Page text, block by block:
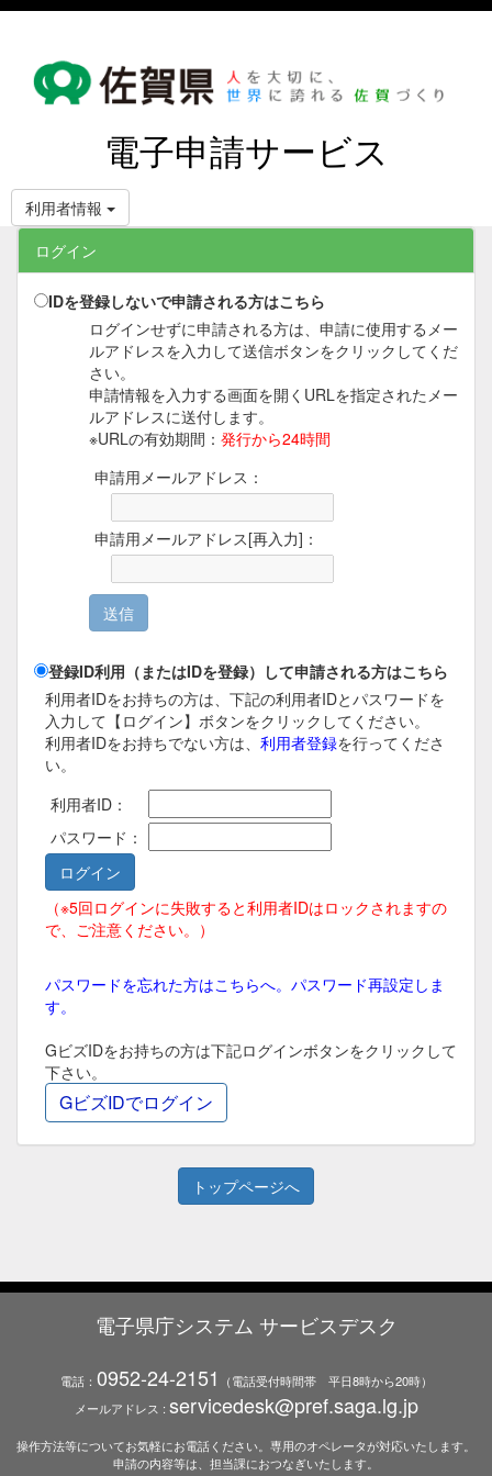
電子申請サービス
利用者情報
ログイン
IDを登録しないで申請される方はこちら
ログインせずに申請される方は、申請に使用するメー
ルアドレスを入力して送信ボタンをクリックしてくだ
さい。
申請情報を入力する画面を開くURLを指定されたメー
ルアドレスに送付します。
※URLの有効期間： 発行から24時間
申請用メールアドレス：
申請用メールアドレス[再入力]：
登録ID利用（またはIDを登録）して申請される方はこちら
利用者IDをお持ちの方は、下記の利用者IDとパスワードを
入力して【ログイン】ボタンをクリックしてください。
利用者IDをお持ちでない方は、 利用者登録を行ってくださ
い。
利用者ID：
パスワード：
（※5回ログインに失敗すると利用者IDはロックされますの
で、ご注意ください。）
パスワードを忘れた方はこちらへ。パスワード再設定しま
す。
GビズIDをお持ちの方は下記ログインボタンをクリックして
下さい。
トップページへ
電子県庁システム サービスデスク
電話： 0952-24-2151
（電話受付時間帯 平日8時から20時）
メールアドレス : servicedesk@pref.saga.lg.jp
操作方法等についてお気軽にお電話ください。専用のオペレータが対応いたします。
申請の内容等は、担当課におつなぎいたします。